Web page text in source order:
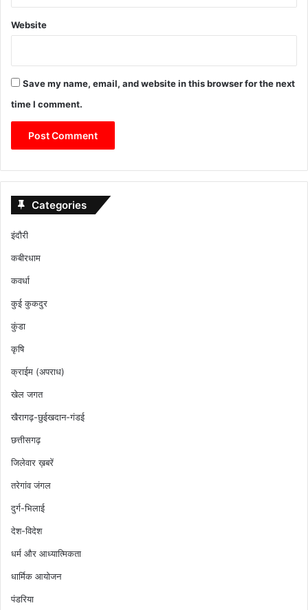
Website
Save my name, email, and website in this browser for the next
time I comment.
Categories
इंदौरी
कबीरधाम
कवर्धा
कुई कुकदुर
कुंडा
कृषि
क्राईम (अपराध)
खेल जगत
खैरागढ़-छुईखदान-गंडई
छत्तीसगढ़
जिलेवार ख़बरें
तरेगांव जंगल
दुर्ग-भिलाई
देश-विदेश
धर्म और आध्यात्मिकता
धार्मिक आयोजन
पंडरिया